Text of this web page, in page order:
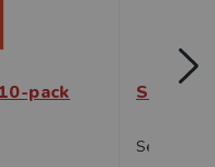
pack
Serholt